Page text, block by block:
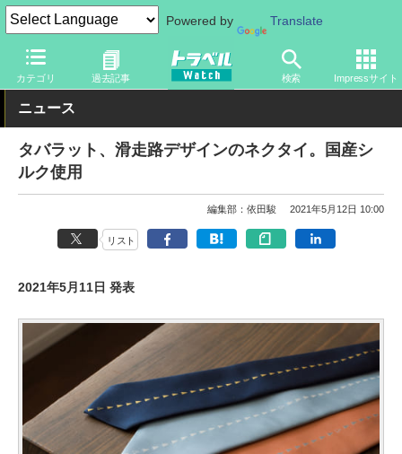
Powered by Translate
カテゴリ 過去記事 検索 Impressサイト
トラベル Watch 旅のアイテム 旅行グッズ その他
ニュース
タバラット、滑走路デザインのネクタイ。国産シ
ルク使用
編集部：依田駿 2021年5月12日 10:00
リスト
2021年5月11日 発表